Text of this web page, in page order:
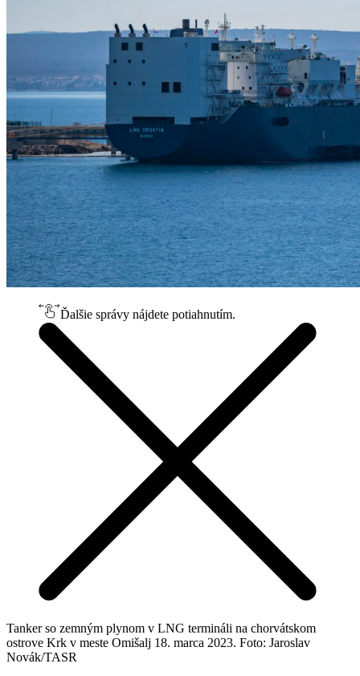
Ďalšie správy nájdete potiahnutím.
Tanker so zemným plynom v LNG termináli na chorvátskom
ostrove Krk v meste Omišalj 18. marca 2023. Foto: Jaroslav
Novák/TASR